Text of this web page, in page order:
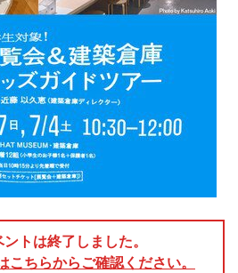
トは終了しました。
こちらからご確認ください。